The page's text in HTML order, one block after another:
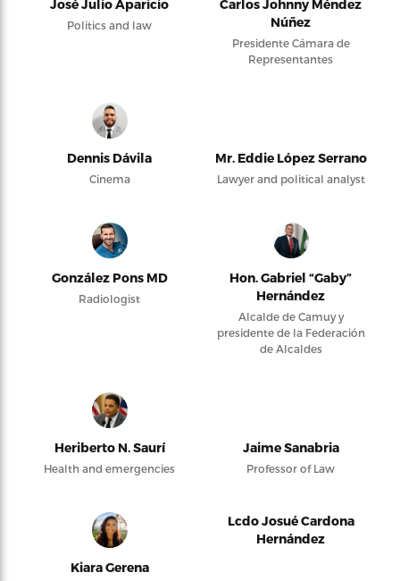
José Julio Aparicio
Politics and law
Carlos Johnny Méndez
Núñez
Presidente Cámara de
Representantes
Dennis Dávila
Cinema
Mr. Eddie López Serrano
Lawyer and political analyst
González Pons MD
Radiologist
Hon. Gabriel “Gaby”
Hernández
Alcalde de Camuy y
presidente de la Federación
de Alcaldes
Heriberto N. Saurí
Health and emergencies
Jaime Sanabria
Professor of Law
Kiara Gerena
Lcdo Josué Cardona
Hernández